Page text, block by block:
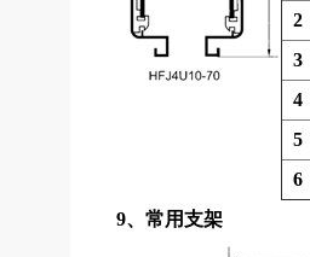
2
3
4
5
6
9、常用支架